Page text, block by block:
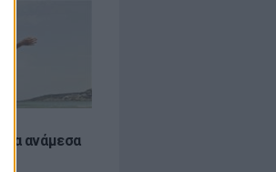
ανάμεσα